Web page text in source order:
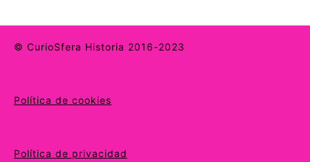
© CurioSfera Historia 2016-2023
Política de cookies
Política de privacidad